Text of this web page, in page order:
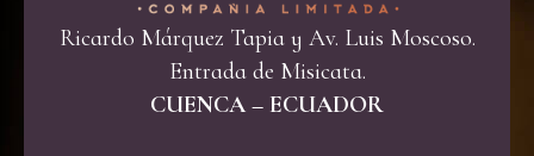
Ricardo Márquez Tapia y Av. Luis Moscoso.
Entrada de Misicata.
CUENCA – ECUADOR